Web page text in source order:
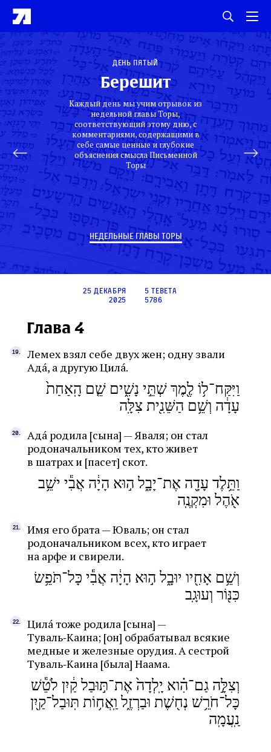
День пятый
Берешит
Каждый день мы учим отрывок из
недельной главы Торы,
соответствующий этому дню, с
комментариями, содержащими в
себе самые ценные и глубокие
объяснения смысла Письменной
Торы
НЕДЕЛЬНЫЕ ГЛАВЫ ТОРЫ
25 декабря
2025
5 тевета
5786
Глава 4
Лемех взял себе двух жен; одну звали
Адá, а другую Цилá.
וַיִּקַּח־ל֥וֹ לֶ֖מֶךְ שְׁתֵּ֣י נָשִׁ֑ים שֵׁ֤ם הָֽאַחַת֙
עָדָ֔ה וְשֵׁ֥ם הַשֵּׁנִ֖ית צִלָּֽה
Адá родила [сына] — Яваля; он стал
родоначальником тех, кто живет
в шатрах и [пасет] скот.
וַתֵּ֥לֶד עָדָ֖ה אֶת־יָבָ֑ל ה֣וּא הָיָ֔ה אֲבִ֕י ישֵׁ֥ב
אֹ֖הֶל וּמִקְנֶֽה
Имя его брата — Юваль; он стал
родоначальником всех, кто играет
на арфе и свирели.
וְשֵׁ֥ם אָחִ֖יו יוּבָ֑ל ה֣וּא הָיָ֔ה אֲבִ֕י כָּל־תֹּפֵ֥שׂ
כִּנּ֖וֹר וְעוּגָֽב
Цилá тоже родила [сына] —
Туваль‑Каина; [он] обрабатывал всякие
медные и железные орудия. А сестрой
Туваль‑Каина [была] Наама.
וְצִלָּ֣ה גַם־הִ֗וא יָֽלְדָה֙ אֶת־תּ֣וּבַל קַ֔יִן לֹטֵ֕שׁ
כָּל־חֹרֵ֥שׁ נְח֖שֶׁת וּבַרְזֶ֑ל וַֽאֲח֥וֹת תּֽוּבַל־קַ֖יִן
נַֽעֲמָֽה